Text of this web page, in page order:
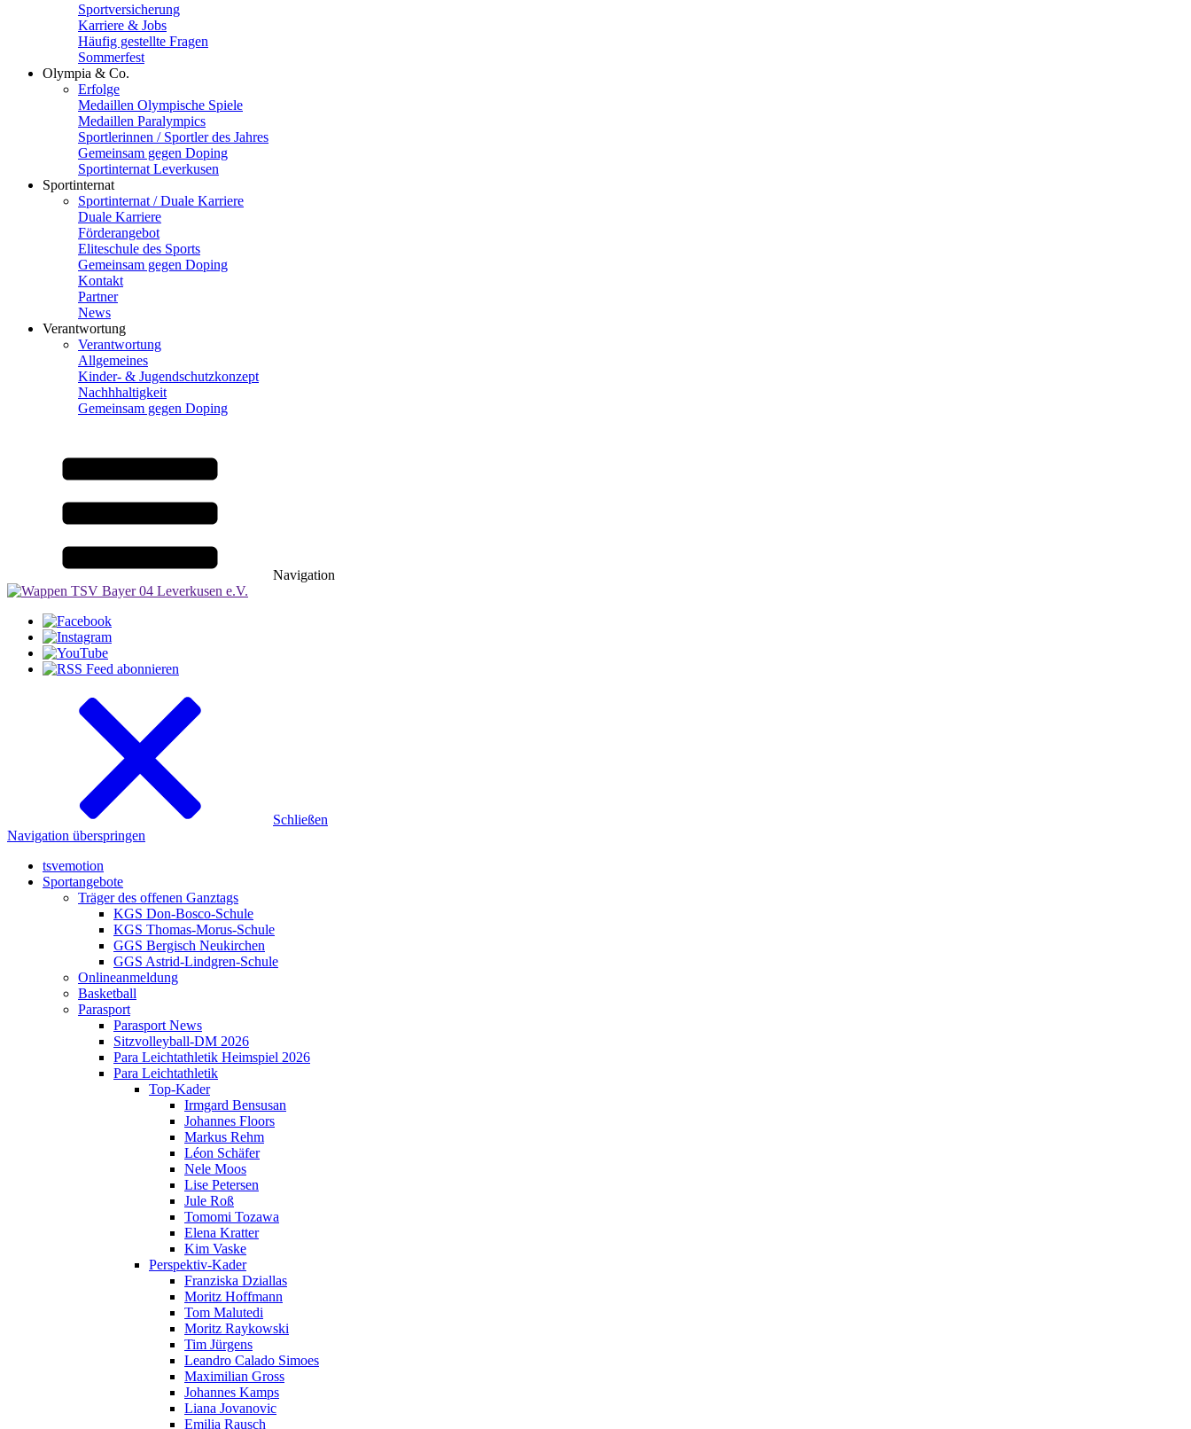
Sportversicherung
Karriere & Jobs
Häufig gestellte Fragen
Sommerfest
Olympia & Co.
Erfolge
Medaillen Olympische Spiele
Medaillen Paralympics
Sportlerinnen / Sportler des Jahres
Gemeinsam gegen Doping
Sportinternat Leverkusen
Sportinternat
Sportinternat / Duale Karriere
Duale Karriere
Förderangebot
Eliteschule des Sports
Gemeinsam gegen Doping
Kontakt
Partner
News
Verantwortung
Verantwortung
Allgemeines
Kinder- & Jugendschutzkonzept
Nachhhaltigkeit
Gemeinsam gegen Doping
Navigation
Schließen
Navigation überspringen
tsvemotion
Sportangebote
Träger des offenen Ganztags
KGS Don-Bosco-Schule
KGS Thomas-Morus-Schule
GGS Bergisch Neukirchen
GGS Astrid-Lindgren-Schule
Onlineanmeldung
Basketball
Parasport
Parasport News
Sitzvolleyball-DM 2026
Para Leichtathletik Heimspiel 2026
Para Leichtathletik
Top-Kader
Irmgard Bensusan
Johannes Floors
Markus Rehm
Léon Schäfer
Nele Moos
Lise Petersen
Jule Roß
Tomomi Tozawa
Elena Kratter
Kim Vaske
Perspektiv-Kader
Franziska Dziallas
Moritz Hoffmann
Tom Malutedi
Moritz Raykowski
Tim Jürgens
Leandro Calado Simoes
Maximilian Gross
Johannes Kamps
Liana Jovanovic
Emilia Rausch